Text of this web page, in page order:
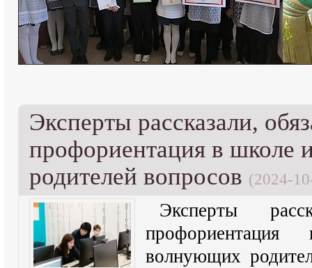
Эксперты рассказали,
профориентация в
родителей вопросов (2024-
Эксперты
волнующих